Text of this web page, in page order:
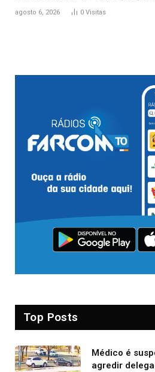
agosto 6, 2026 0 Visitas
Top Posts
Médico é
agredir